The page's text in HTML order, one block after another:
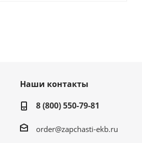
Наши контакты
8 (800) 550-79-81
order@zapchasti-ekb.ru